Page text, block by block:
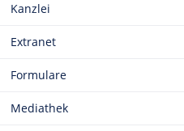
Kanzlei
Extranet
Formulare
Mediathek